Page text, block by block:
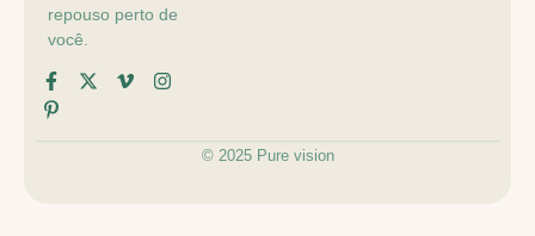
repouso perto de
você.
© 2025 Pure vision